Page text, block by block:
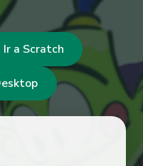
Ir a Scratch